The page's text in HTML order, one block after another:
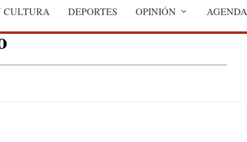
CULTURA DEPORTES OPINIÓN AGENDA
las academias de José